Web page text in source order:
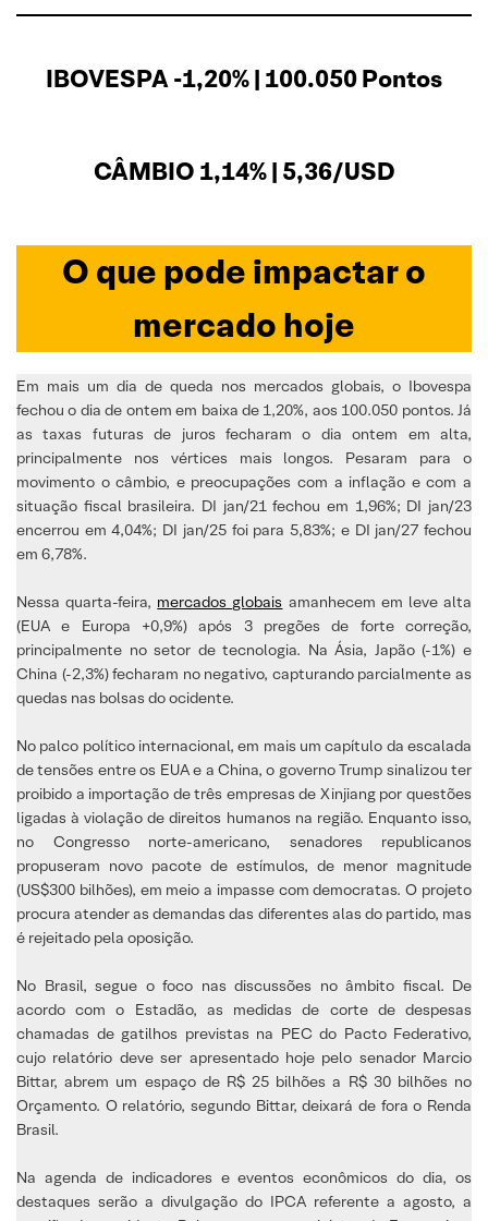
IBOVESPA -1,20% | 100.050 Pontos
CÂMBIO 1,14% | 5,36/USD
O que pode impactar o
mercado hoje
Em mais um dia de queda nos mercados globais, o Ibovespa
fechou o dia de ontem em baixa de 1,20%, aos 100.050 pontos. Já
as taxas futuras de juros fecharam o dia ontem em alta,
principalmente nos vértices mais longos. Pesaram para o
movimento o câmbio, e preocupações com a inflação e com a
situação fiscal brasileira. DI jan/21 fechou em 1,96%; DI jan/23
encerrou em 4,04%; DI jan/25 foi para 5,83%; e DI jan/27 fechou
em 6,78%.
Nessa quarta-feira, mercados globais amanhecem em leve alta
(EUA e Europa +0,9%) após 3 pregões de forte correção,
principalmente no setor de tecnologia. Na Ásia, Japão (-1%) e
China (-2,3%) fecharam no negativo, capturando parcialmente as
quedas nas bolsas do ocidente.
No palco político internacional, em mais um capítulo da escalada
de tensões entre os EUA e a China, o governo Trump sinalizou ter
proibido a importação de três empresas de Xinjiang por questões
ligadas à violação de direitos humanos na região. Enquanto isso,
no Congresso norte-americano, senadores republicanos
propuseram novo pacote de estímulos, de menor magnitude
(US$300 bilhões), em meio a impasse com democratas. O projeto
procura atender as demandas das diferentes alas do partido, mas
é rejeitado pela oposição.
No Brasil, segue o foco nas discussões no âmbito fiscal. De
acordo com o Estadão, as medidas de corte de despesas
chamadas de gatilhos previstas na PEC do Pacto Federativo,
cujo relatório deve ser apresentado hoje pelo senador Marcio
Bittar, abrem um espaço de R$ 25 bilhões a R$ 30 bilhões no
Orçamento. O relatório, segundo Bittar, deixará de fora o Renda
Brasil.
Na agenda de indicadores e eventos econômicos do dia, os
destaques serão a divulgação do IPCA referente a agosto, a